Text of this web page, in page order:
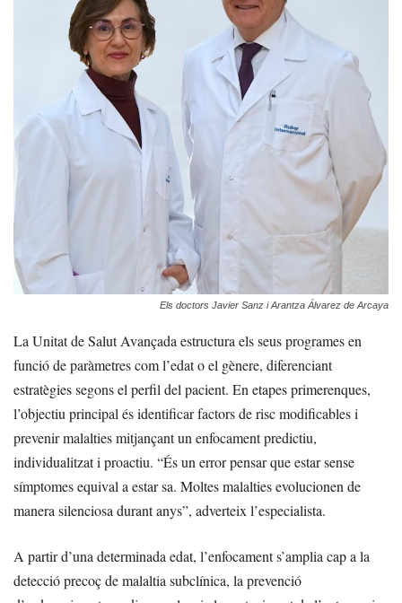
Els doctors Javier Sanz i Arantza Álvarez de Arcaya
La Unitat de Salut Avançada estructura els seus programes en
funció de paràmetres com l’edat o el gènere, diferenciant
estratègies segons el perfil del pacient. En etapes primerenques,
l’objectiu principal és identificar factors de risc modificables i
prevenir malalties mitjançant un enfocament predictiu,
individualitzat i proactiu. “És un error pensar que estar sense
símptomes equival a estar sa. Moltes malalties evolucionen de
manera silenciosa durant anys”, adverteix l’especialista.
A partir d’una determinada edat, l’enfocament s’amplia cap a la
detecció precoç de malaltia subclínica, la prevenció